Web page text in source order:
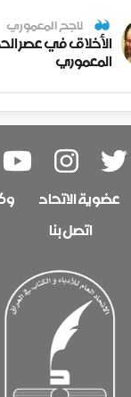
ناجح المعموري
الأخلاق في عصر
المعموري
عضوية الاتحاد
اتصل بنا